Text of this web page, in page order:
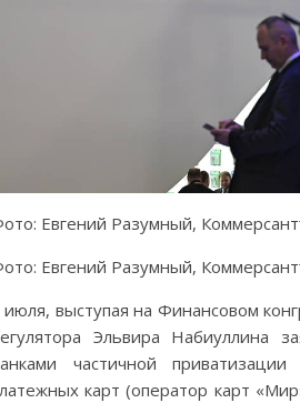
Евгений Разумный,
Евгений Разумный,
июля, выступая на Финансовом
Эльвира Набиуллина
частичной
карт (оператор карт